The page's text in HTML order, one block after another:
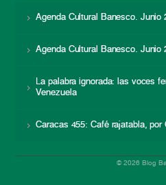
Agenda Cultural Banesco. Junio
Agenda Cultural Banesco. Junio
La palabra ignorada: las voces
Venezuela
Caracas 455: Café rajatabla, por
© 2026 Blog